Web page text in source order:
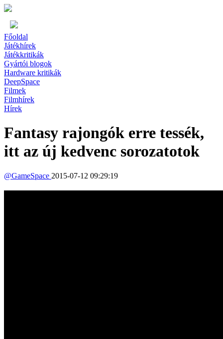
Főoldal
Játékhírek
Játékkritikák
Gyártói blogok
Hardware kritikák
DeepSpace
Filmek
Filmhírek
Hírek
Fantasy rajongók erre tessék,
itt az új kedvenc sorozatotok
@GameSpace 2015-07-12 09:29:19